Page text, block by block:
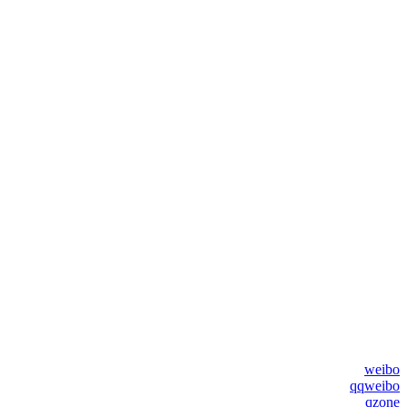
weibo
qqweibo
qzone